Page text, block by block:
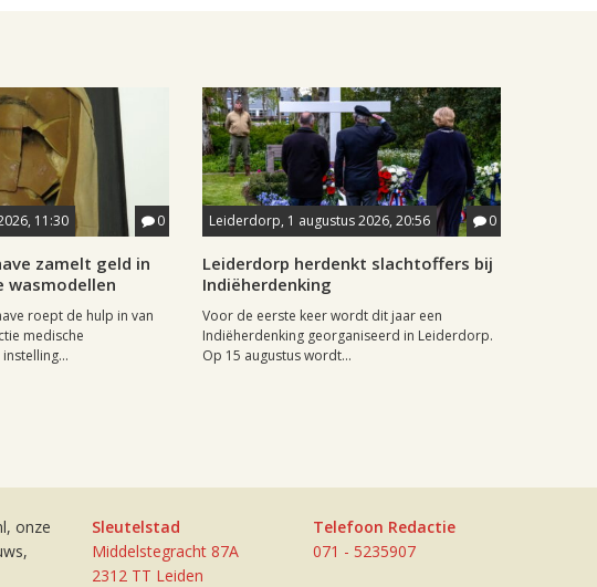
11:30 0
zamelt geld in
roept de hulp in van
medische
Leiderdorp, 1 augustus 2026, 20:56 0
Leiderdorp herdenkt slachtoffers bij
Indiëherdenking
Voor de eerste keer wordt dit jaar een
Indiëherdenking georganiseerd in Leiderdorp.
Op 15 augustus wordt...
onze
Sleutelstad
Middelstegracht 87A
2312 TT Leiden
Telefoon Redactie
071 - 5235907